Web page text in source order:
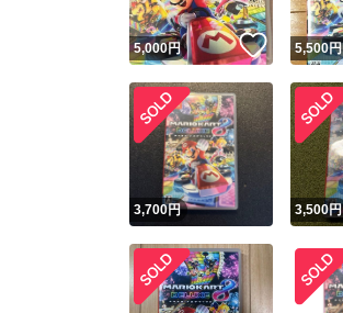
5,000円 いいね！
5,500円
3,700円 3,500円